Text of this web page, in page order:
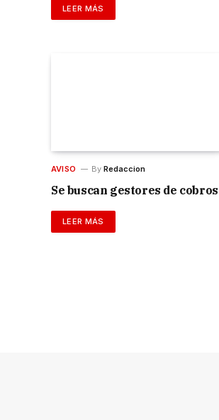
LEER MÁS
AVISO By Redaccion
Se buscan gestores de cobros
LEER MÁS